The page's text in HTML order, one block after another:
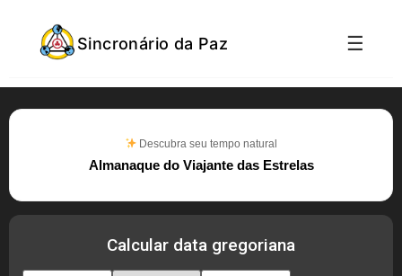
Sincronário da Paz ☰
Descubra seu tempo natural
Almanaque do Viajante das Estrelas
Calcular data gregoriana